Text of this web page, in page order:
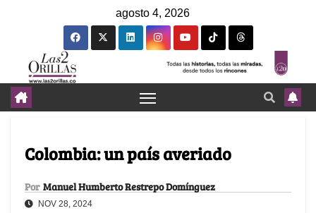
agosto 4, 2026
Colombia: un país averiado
Por Manuel Humberto Restrepo Domínguez
NOV 28, 2024